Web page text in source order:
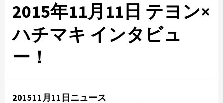
2015年11月11日 テヨン×
ハチマキ インタビュ
ー！
201511月11日ニュース